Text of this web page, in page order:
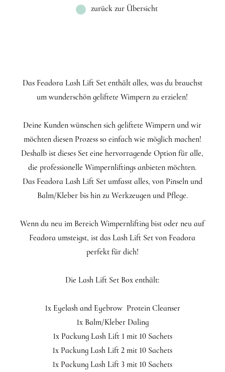
zurück zur Übersicht
Das Feadora Lash Lift Set enthält alles, was du brauchst
um wunderschön geliftete Wimpern zu erzielen!
Deine Kunden wünschen sich geliftete Wimpern und wir
möchten diesen Prozess so einfach wie möglich machen!
Deshalb ist dieses Set eine hervorragende Option für alle,
die professionelle Wimpernliftings anbieten möchten.
Das Feadora Lash Lift Set umfasst alles, von Pinseln und
Balm/Kleber bis hin zu Werkzeugen und Pflege.
Wenn du neu im Bereich Wimpernlifting bist oder neu auf
Feadora umsteigst, ist das Lash Lift Set von Feadora
perfekt für dich!
Die Lash Lift Set Box enthält:
1x Eyelash and Eyebrow Protein Cleanser
1x Balm/Kleber Daling
1x Packung Lash Lift 1 mit 10 Sachets
1x Packung Lash Lift 2 mit 10 Sachets
1x Packung Lash Lift 3 mit 10 Sachets